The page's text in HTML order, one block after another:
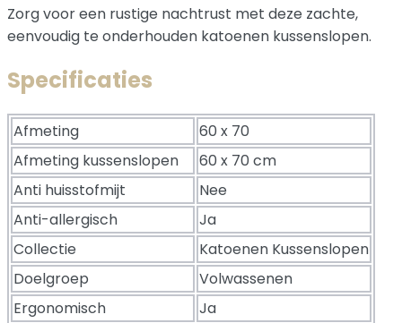
Zorg voor een rustige nachtrust met deze zachte,
eenvoudig te onderhouden katoenen kussenslopen.
Specificaties
Afmeting
60 x 70
Afmeting kussenslopen
60 x 70 cm
Anti huisstofmijt
Nee
Anti-allergisch
Ja
Collectie
Katoenen Kussenslopen
Doelgroep
Volwassenen
Ergonomisch
Ja